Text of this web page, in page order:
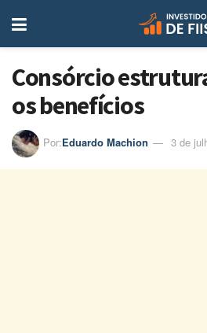
Consórcio
os benefícios
Por:Eduardo Machion 3 de